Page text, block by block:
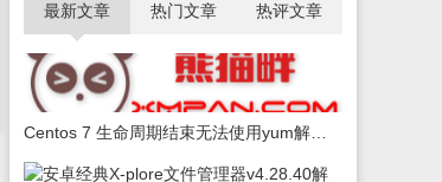
最新文章 热门文章 热评文章